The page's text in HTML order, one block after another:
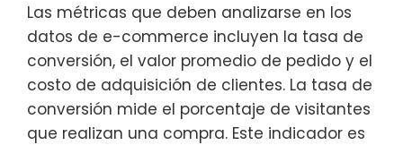
Las métricas que deben analizarse en los
datos de e-commerce incluyen la tasa de
conversión, el valor promedio de pedido y el
costo de adquisición de clientes. La tasa de
conversión mide el porcentaje de visitantes
que realizan una compra. Este indicador es